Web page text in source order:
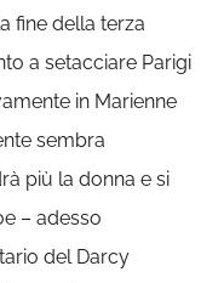
fine della terza
a setacciare Parigi
in Marienne
sembra
più la donna e si
– adesso
del Darcy